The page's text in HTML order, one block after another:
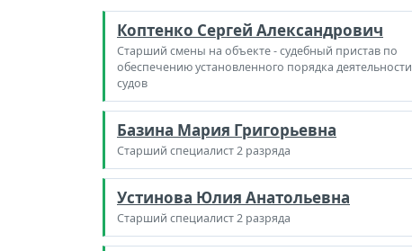
Коптенко Сергей Александрович
Старший смены на объекте - судебный пристав по
обеспечению установленного порядка деятельности
судов
Базина Мария Григорьевна
Старший специалист 2 разряда
Устинова Юлия Анатольевна
Старший специалист 2 разряда